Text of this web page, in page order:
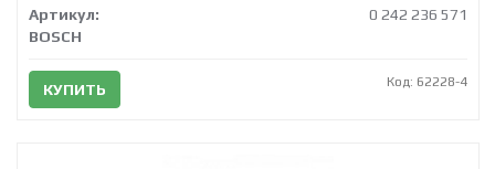
Артикул:
0 242 236 571
BOSCH
КУПИТЬ Код: 62228-4